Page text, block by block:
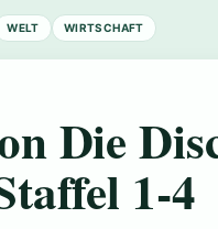
WELT WIRTSCHAFT
Die
1-4